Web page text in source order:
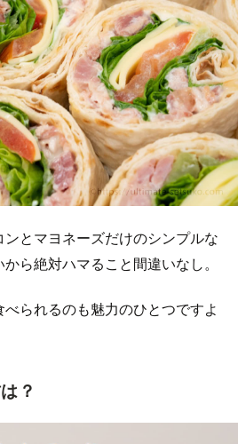
とマヨネーズだけのシンプルな
ら絶対ハマること間違いなし。
られるのも魅力のひとつですよ
？